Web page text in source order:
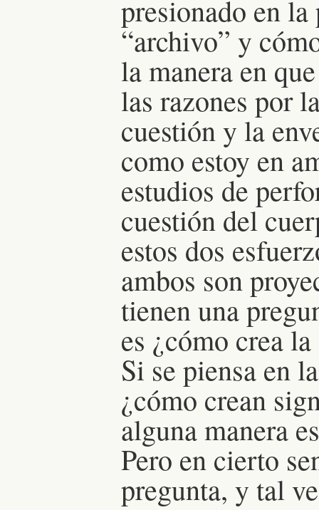
presionado en la
“archivo” y
la manera en
las razones por
cuestión y la
como estoy en
estudios de
cuestión del
estos dos
ambos son
tienen una
es ¿cómo crea
Si se piensa en
¿cómo crean
alguna manera
Pero en cierto
pregunta, y tal